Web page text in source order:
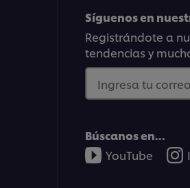
Síguenos en
Registrándote a
tendencias y
Ingresa tu
Búscanos en...
YouTube